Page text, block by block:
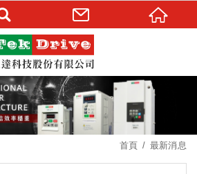
首頁 最新消息